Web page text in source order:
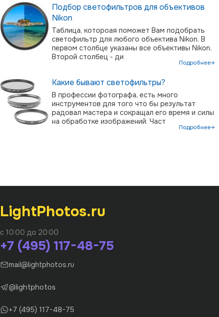
Подбор светофильтров для объективов
Nikon
Таблица, котороая поможет Вам подобрать
светофильтр для любого объектива Nikon. В
первом столбце указаны все объективы Nikon.
Второй столбец - ди
Подробнее→
Какие бывают светофильтры?
В профессии фотографа, есть много
инструментов для того что бы результат
радовал мастера и сокращал его время и силы
на обработке изображений. Част
Подробнее→
LightPhotos.ru
с 10:00 до 20:00
+7 (495) 117-48-75
mail@lightphotos.ru
@lightphotos
+7 (495) 117-48-75